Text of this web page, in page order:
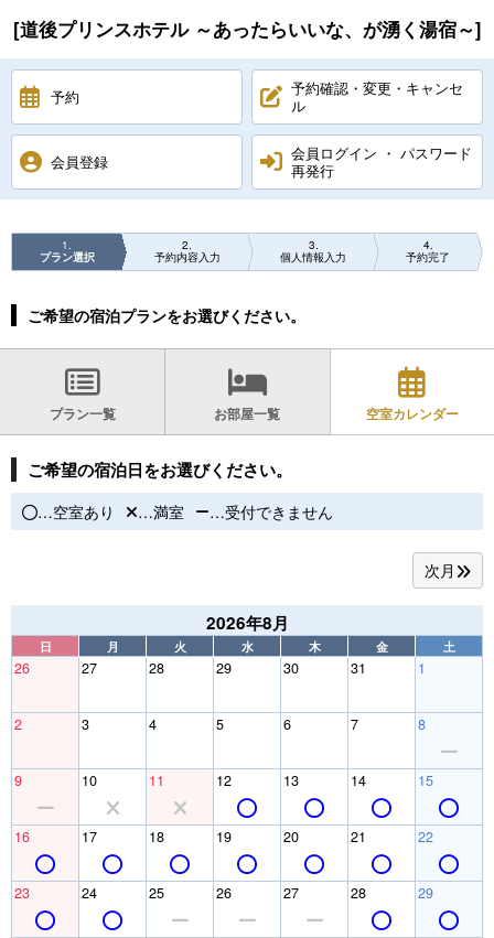
[道後プリンスホテル ～あったらいいな、が湧く湯宿～]
予約
予約確認・変更・キャンセ
ル
会員登録
会員ログイン ・ パスワード
再発行
1
プラン選択
2
予約内容入力
3
個人情報入力
4
予約完了
ご希望の宿泊プランをお選びください。
プラン一覧 お部屋一覧 空室カレンダー
ご希望の宿泊日をお選びください。
…空室あり …満室 …受付できません
次月
2026年8月
日 月 火 水 木 金 土
26 27 28 29 30 31 1
2 3 4 5 6 7 8
9 10 11 12 13 14 15
16 17 18 19 20 21 22
23 24 25 26 27 28 29